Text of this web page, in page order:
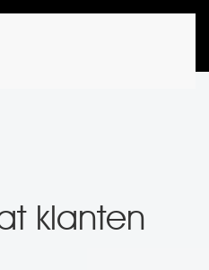
klanten